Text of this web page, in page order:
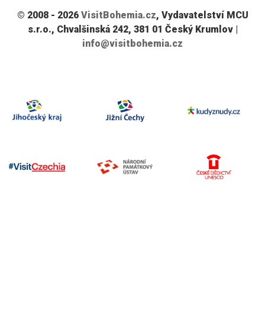
© 2008 - 2026 VisitBohemia.cz, Vydavatelství MCU
s.r.o., Chvalšinská 242, 381 01 Český Krumlov |
info@visitbohemia.cz